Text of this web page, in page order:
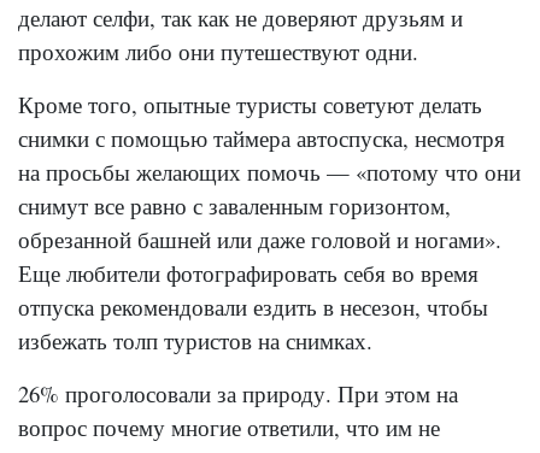
делают селфи, так как не доверяют друзьям и
прохожим либо они путешествуют одни.
Кроме того, опытные туристы советуют делать
снимки с помощью таймера автоспуска, несмотря
на просьбы желающих помочь — «потому что они
снимут все равно с заваленным горизонтом,
обрезанной башней или даже головой и ногами».
Еще любители фотографировать себя во время
отпуска рекомендовали ездить в несезон, чтобы
избежать толп туристов на снимках.
26% проголосовали за природу. При этом на
вопрос почему многие ответили, что им не